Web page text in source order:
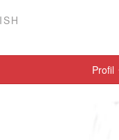
Profil